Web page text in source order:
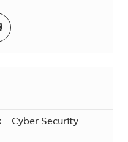
no Facebook
no twitter
Compartilhar por e-
Cyber Security